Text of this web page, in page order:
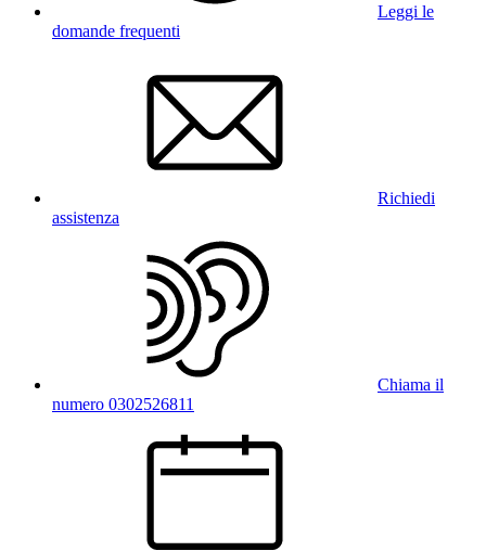
Leggi le
domande frequenti
Richiedi
assistenza
Chiama il
numero 0302526811